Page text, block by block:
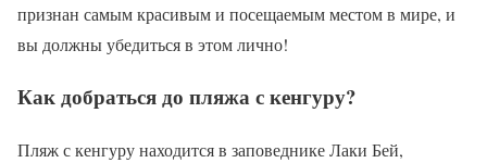
признан самым красивым и посещаемым местом в мире, и
вы должны убедиться в этом лично!
Как добраться до пляжа с кенгуру?
Пляж с кенгуру находится в заповеднике Лаки Бей,